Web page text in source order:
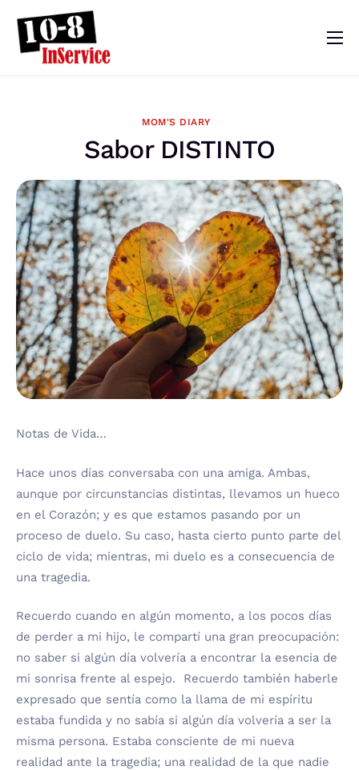
10-8 InService
Shop
MOM'S DIARY
Sabor DISTINTO
Notas de Vida…
Hace unos días conversaba con una amiga. Ambas,
aunque por circunstancias distintas, llevamos un hueco
en el Corazón; y es que estamos pasando por un
proceso de duelo. Su caso, hasta cierto punto parte del
ciclo de vida; mientras, mi duelo es a consecuencia de
una tragedia.
Recuerdo cuando en algún momento, a los pocos días
de perder a mi hijo, le compartí una gran preocupación:
no saber si algún día volvería a encontrar la esencia de
mi sonrisa frente al espejo. Recuerdo también haberle
expresado que sentía como la llama de mi espíritu
estaba fundida y no sabía si algún día volvería a ser la
misma persona. Estaba consciente de mi nueva
realidad ante la tragedia; una realidad de la que nadie